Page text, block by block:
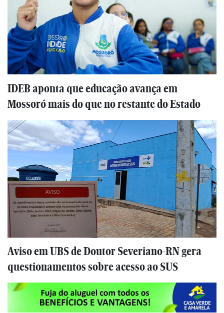
IDEB aponta que educação avança em
Mossoró mais do que no restante do Estado
Aviso em UBS de Doutor Severiano-RN gera
questionamentos sobre acesso ao SUS